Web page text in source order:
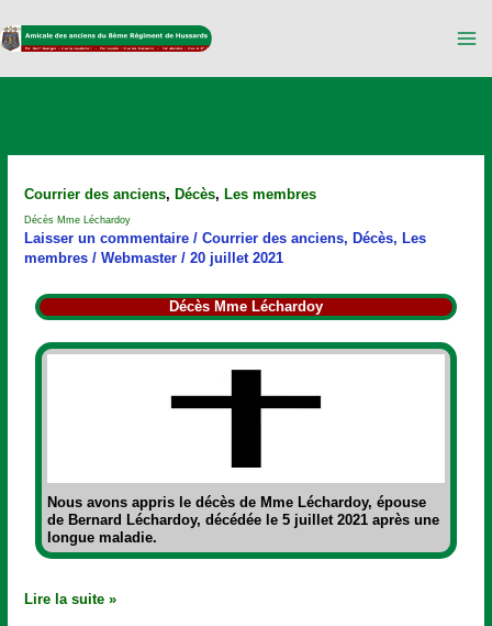
au
contenu
Courrier des anciens, Décès, Les membres
Décès Mme Léchardoy
Laisser un commentaire /Courrier des anciens, Décès, Les
membres /Webmaster/20 juillet 2021
Décès Mme Léchardoy
Nous avons appris le décès de Mme Léchardoy, épouse
de Bernard Léchardoy, décédée le 5 juillet 2021 après une
longue maladie.
Décès
Mme
Léchardoy
Lire la suite »